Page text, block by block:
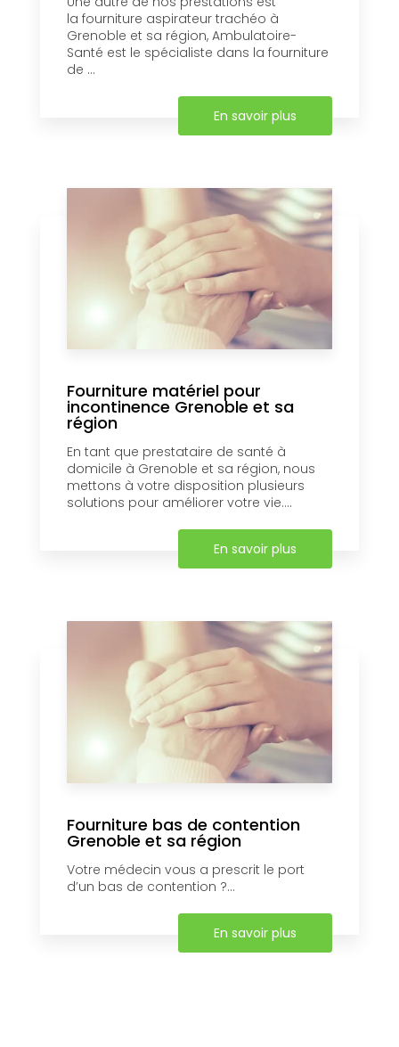
la fourniture aspirateur trachéo à
Grenoble et sa région, Ambulatoire-
Santé est le spécialiste dans la fourniture
de ...
En savoir plus
Fourniture matériel pour
incontinence Grenoble et sa
région
En tant que prestataire de santé à
domicile à Grenoble et sa région, nous
mettons à votre disposition plusieurs
solutions pour améliorer votre vie....
En savoir plus
Fourniture bas de contention
Grenoble et sa région
Votre médecin vous a prescrit le port
d’un bas de contention ?...
En savoir plus